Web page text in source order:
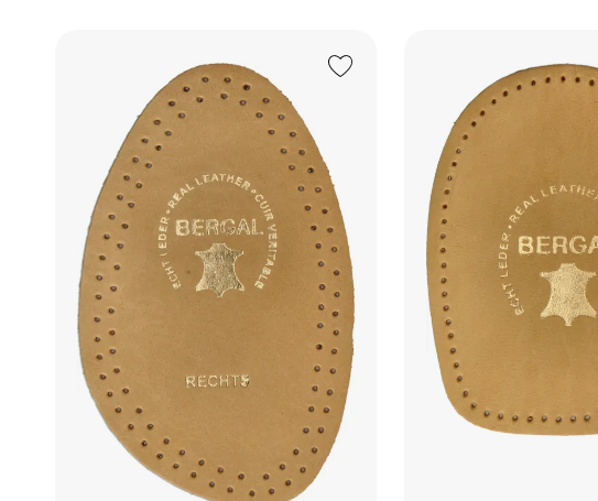
Add to Wishlist